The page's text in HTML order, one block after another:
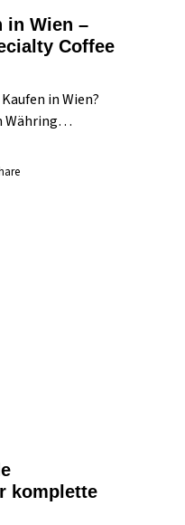
in Wien –
Coffee
in Wien?
Währing…
komplette